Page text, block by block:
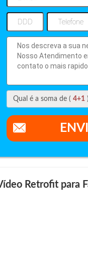
Qual é a soma de ( 4+1
Retrofit para